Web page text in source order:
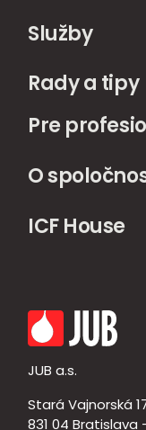
Služby
Rady a tipy
Pre
O
ICF House
JUB a.s.
Stará Vajnorská
831 04